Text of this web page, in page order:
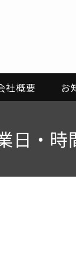
社概要 お
日・時